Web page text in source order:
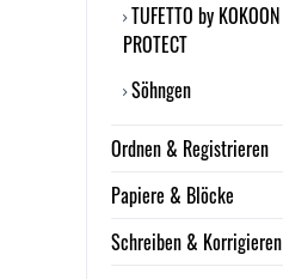
TUFETTO by KOKOON
PROTECT
Söhngen
Ordnen & Registrieren
Papiere & Blöcke
Schreiben & Korrigieren